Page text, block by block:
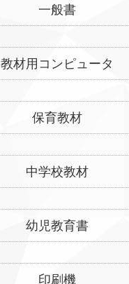
一般書
教材用コンピュータ
保育教材
中学校教材
幼児教育書
印刷機